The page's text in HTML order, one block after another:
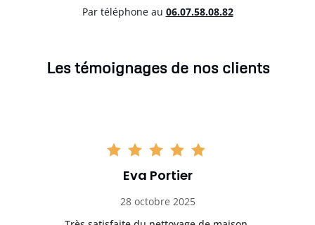
Par téléphone au 06.07.58.08.82
Les témoignages de nos clients
Eva Portier
28 octobre 2025